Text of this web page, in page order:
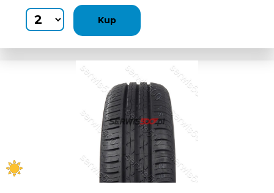
Kup